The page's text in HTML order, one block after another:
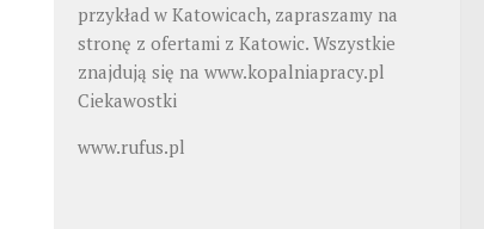
przykład w Katowicach, zapraszamy na
stronę z ofertami z Katowic. Wszystkie
znajdują się na www.kopalniapracy.pl
Ciekawostki
www.rufus.pl